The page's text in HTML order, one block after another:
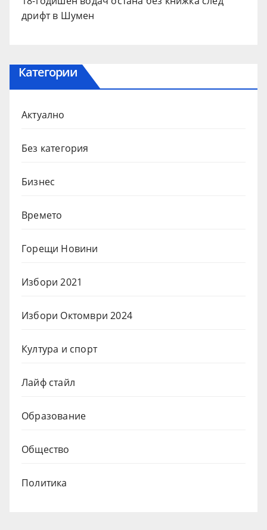
дрифт в Шумен
Категории
Актуално
Без категория
Бизнес
Времето
Горещи Новини
Избори 2021
Избори Октомври 2024
Култура и спорт
Лайф стайл
Образование
Общество
Политика